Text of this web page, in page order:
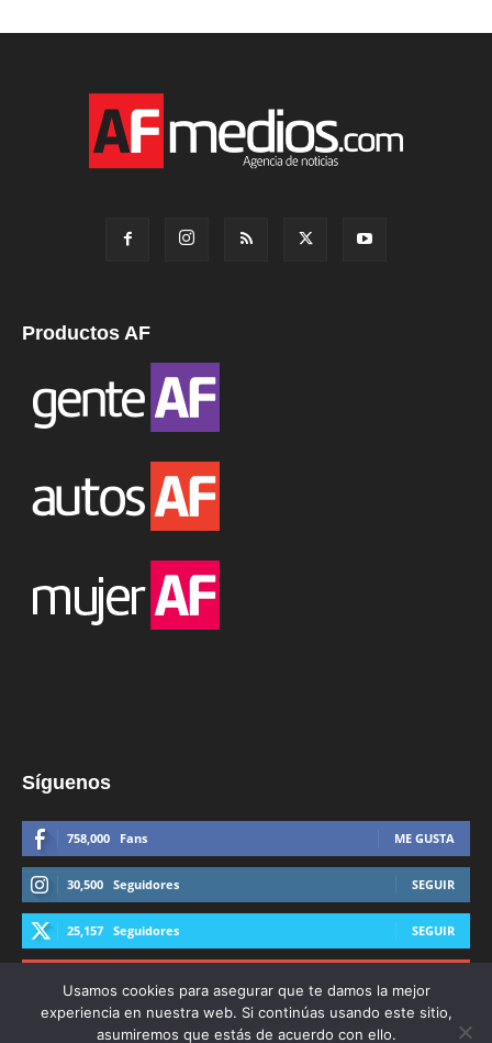
Productos AF
Síguenos
758,000 Fans ME GUSTA
30,500 Seguidores SEGUIR
25,157 Seguidores SEGUIR
Usamos cookies para asegurar que te damos la mejor
experiencia en nuestra web. Si continúas usando este sitio,
asumiremos que estás de acuerdo con ello.